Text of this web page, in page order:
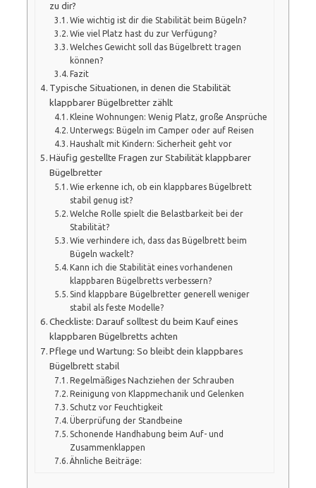
zu dir?
Wie wichtig ist dir die Stabilität beim Bügeln?
Wie viel Platz hast du zur Verfügung?
Welches Gewicht soll das Bügelbrett tragen
können?
Fazit
Typische Situationen, in denen die Stabilität
klappbarer Bügelbretter zählt
Kleine Wohnungen: Wenig Platz, große Ansprüche
Unterwegs: Bügeln im Camper oder auf Reisen
Haushalt mit Kindern: Sicherheit geht vor
Häufig gestellte Fragen zur Stabilität klappbarer
Bügelbretter
Wie erkenne ich, ob ein klappbares Bügelbrett
stabil genug ist?
Welche Rolle spielt die Belastbarkeit bei der
Stabilität?
Wie verhindere ich, dass das Bügelbrett beim
Bügeln wackelt?
Kann ich die Stabilität eines vorhandenen
klappbaren Bügelbretts verbessern?
Sind klappbare Bügelbretter generell weniger
stabil als feste Modelle?
Checkliste: Darauf solltest du beim Kauf eines
klappbaren Bügelbretts achten
Pflege und Wartung: So bleibt dein klappbares
Bügelbrett stabil
Regelmäßiges Nachziehen der Schrauben
Reinigung von Klappmechanik und Gelenken
Schutz vor Feuchtigkeit
Überprüfung der Standbeine
Schonende Handhabung beim Auf- und
Zusammenklappen
Ähnliche Beiträge: